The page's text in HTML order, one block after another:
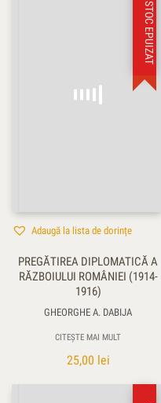
STOC EPUIZAT
Adaugă la lista de dorințe
PREGĂTIREA DIPLOMATICĂ A
RĂZBOIULUI ROMÂNIEI (1914-
1916)
GHEORGHE A. DABIJA
CITEȘTE MAI MULT
25,00 lei